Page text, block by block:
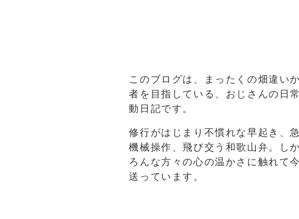
このブログは、まったくの畑違い
者を目指している、おじさんの日
動日記です。
修行がはじまり不慣れな早起き、
機械操作、飛び交う和歌山弁。し
ろんな方々の心の温かさに触れて
送っています。